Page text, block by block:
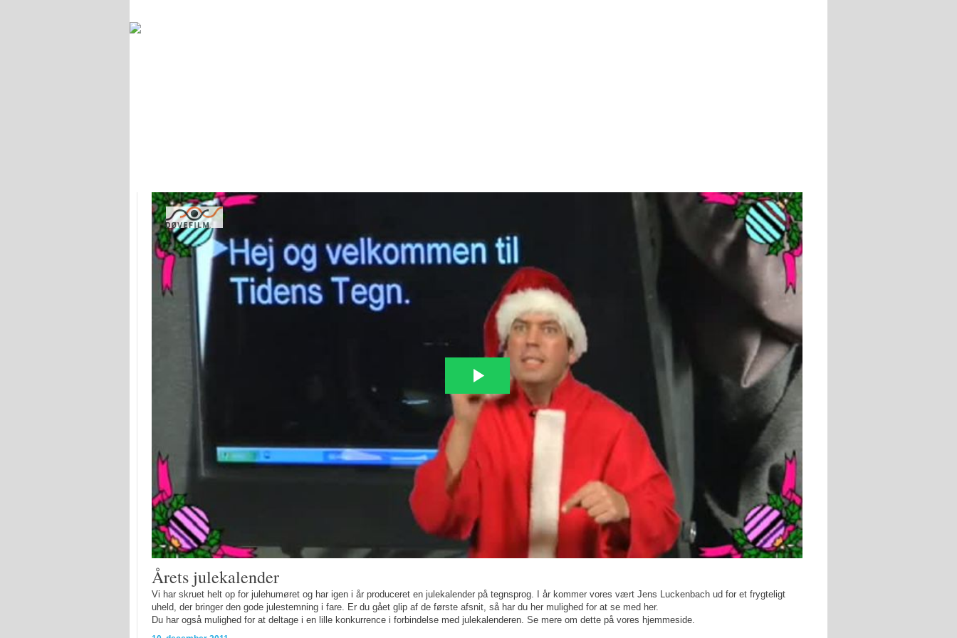
Årets julekalender
Vi har skruet helt op for julehumøret og har igen i år produceret en julekalender på tegnsprog. I år kommer vores vært Jens Luckenbach ud for et frygteligt
uheld, der bringer den gode julestemning i fare. Er du gået glip af de første afsnit, så har du her mulighed for at se med her.
Du har også mulighed for at deltage i en lille konkurrence i forbindelse med julekalenderen. Se mere om dette på vores hjemmeside.